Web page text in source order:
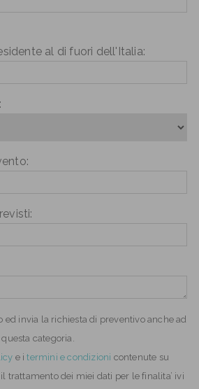
al di fuori dell'Italia:
invia la richiesta di preventivo anche ad
categoria.
e itermini e condizioni contenute su
trattamento dei miei dati per le finalita’ ivi